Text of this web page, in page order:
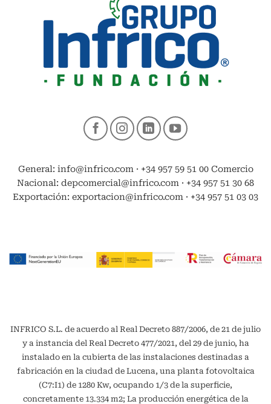
General: info@infrico.com · +34 957 59 51 00 Comercio
Nacional: depcomercial@infrico.com · +34 957 51 30 68
Exportación: exportacion@infrico.com · +34 957 51 03 03
INFRICO S.L. de acuerdo al Real Decreto 887/2006, de 21 de julio
y a instancia del Real Decreto 477/2021, del 29 de junio, ha
instalado en la cubierta de las instalaciones destinadas a
fabricación en la ciudad de Lucena, una planta fotovoltaica
(C7:I1) de 1280 Kw, ocupando 1/3 de la superficie,
concretamente 13.334 m2; La producción energética de la